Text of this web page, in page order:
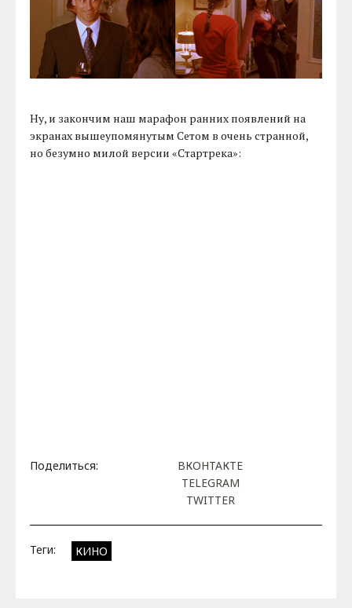
Ну, и закончим наш марафон ранних появлений на
экранах вышеупомянутым Сетом в очень странной,
но безумно милой версии «Стартрека»:
Поделиться:
ВКОНТАКТЕ
TELEGRAM
TWITTER
Теги: КИНО